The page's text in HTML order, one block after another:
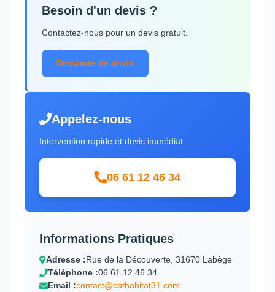
Besoin d'un devis ?
Contactez-nous pour un devis gratuit.
Demande de devis
Appelez-nous
Intervention rapide et devis immédiat
06 61 12 46 34
Informations Pratiques
Adresse :Rue de la Découverte, 31670 Labège
Téléphone :06 61 12 46 34
Email :contact@cbthabitat31.com